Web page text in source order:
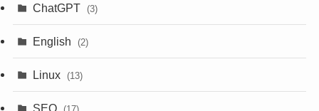
ChatGPT (3)
English (2)
Linux (13)
SEO